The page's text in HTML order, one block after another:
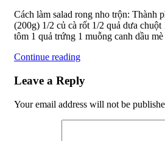
Cách làm salad rong nho trộn: Thành
(200g) 1/2 củ cà rốt 1/2 quả dưa
tôm 1 quả trứng 1 muỗng canh dầu
Continue reading
Leave a Reply
Your email address will not be